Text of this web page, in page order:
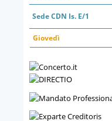
Sede CDN Is. E/1
Giovedì